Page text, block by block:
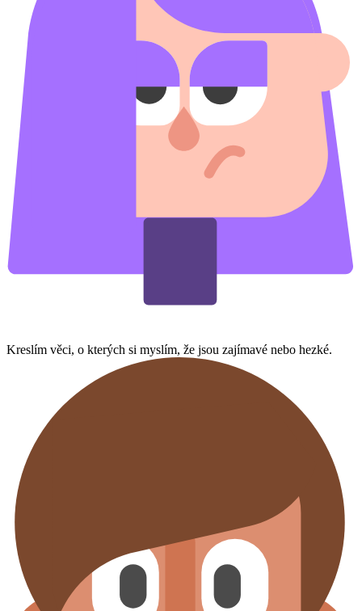
Kreslím věci, o kterých si myslím, že jsou zajímavé nebo hezké.